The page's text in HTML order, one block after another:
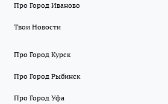
Про Город Иваново
Твои Новости
Про Город Курск
Про Город Рыбинск
Про Город Уфа